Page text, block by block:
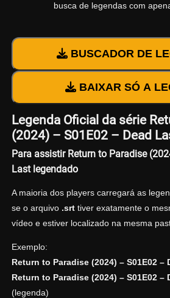
busca de legendas com
BUSCADOR DE
BAIXAR SÓ A
Legenda Oficial da série
(2024) – S01E02 – Dead
Para assistir Return to Paradise
Last legendado
A maioria dos players carregará as
se o arquivo .srttiver exatamente o
vídeo e estiver localizado na mesma
Exemplo:
Return to Paradise (2024) – S01E02 –
Return to Paradise (2024) – S01E02 –
(legenda)